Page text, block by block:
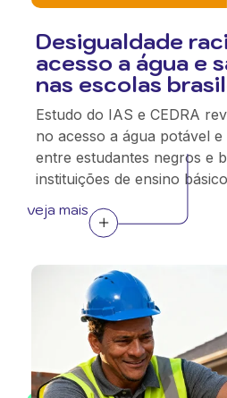
Desigualdade
acesso a água e
nas escolas
Estudo do IAS e CEDRA
no acesso a água potável e
entre estudantes negros e
instituições de ensino
veja mais